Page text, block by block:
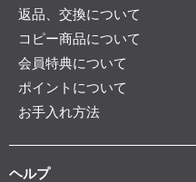
返品、交換について
コピー商品について
会員特典について
ポイントについて
お手入れ方法
ヘルプ